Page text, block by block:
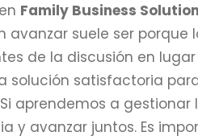
Family Business
avanzar suele ser porque
de la discusión en
solución satisfactoria
aprendemos a
y avanzar juntos. Es